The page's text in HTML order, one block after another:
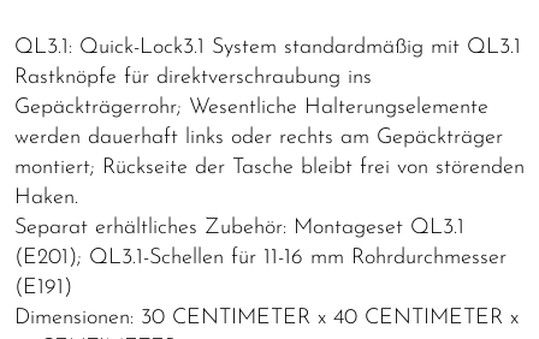
QL3.1: Quick-Lock3.1 System standardmäßig mit QL3.1
Rastknöpfe für direktverschraubung ins
Gepäckträgerrohr; Wesentliche Halterungselemente
werden dauerhaft links oder rechts am Gepäckträger
montiert; Rückseite der Tasche bleibt frei von störenden
Haken.
Separat erhältliches Zubehör: Montageset QL3.1
(E201); QL3.1-Schellen für 11-16 mm Rohrdurchmesser
(E191)
Dimensionen: 30 CENTIMETER x 40 CENTIMETER x